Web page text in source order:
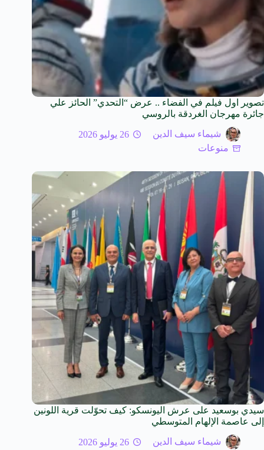
تصوير اول فيلم في الفضاء .. عرض “التحدي” الحائز علي
جائرة مهرجان الغردقة بالروسي
شيماء سيف الدين
26 يوليو 2026
منوعات
سيدي بوسعيد على عرش اليونسكو: كيف تحوّلت قرية اللونين
إلى عاصمة الإلهام المتوسطي
شيماء سيف الدين
26 يوليو 2026